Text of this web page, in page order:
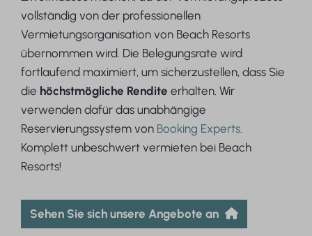
vollständig von der professionellen
Vermietungsorganisation von Beach Resorts
übernommen wird. Die Belegungsrate wird
fortlaufend maximiert, um sicherzustellen, dass Sie
die höchstmögliche Renditeerhalten. Wir
verwenden dafür das unabhängige
Reservierungssystem von Booking Experts.
Komplett unbeschwert vermieten bei Beach
Resorts!
Sehen Sie sich unsere Angebote an